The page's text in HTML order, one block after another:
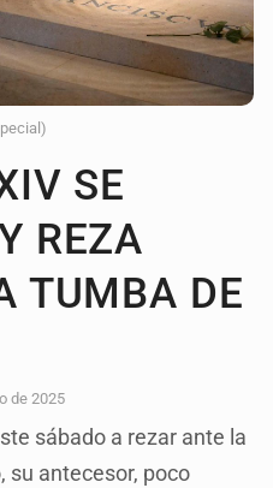
SE
REZA
TUMBA DE
de 2025
sábado a rezar ante la
su antecesor, poco